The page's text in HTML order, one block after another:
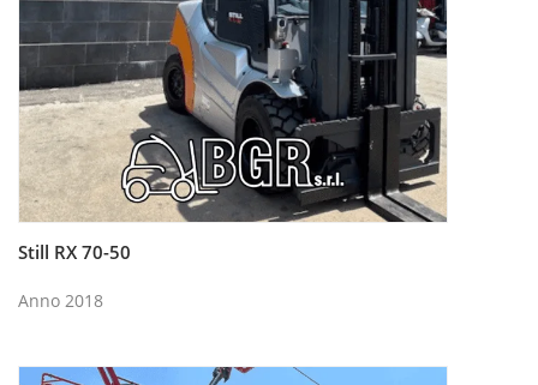
Still RX 70-50
Anno 2018